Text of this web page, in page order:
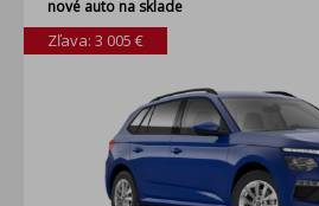
nové auto na sklade
Zľava: 3 005 €